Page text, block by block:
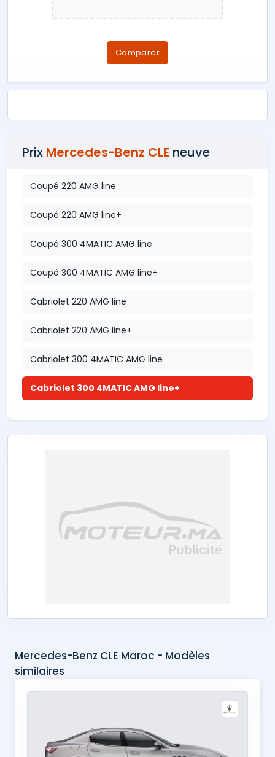
Comparer
Prix Mercedes-Benz CLE neuve
Coupé 220 AMG line
Coupé 220 AMG line+
Coupé 300 4MATIC AMG line
Coupé 300 4MATIC AMG line+
Cabriolet 220 AMG line
Cabriolet 220 AMG line+
Cabriolet 300 4MATIC AMG line
Cabriolet 300 4MATIC AMG line+
Mercedes-Benz CLE Maroc - Modèles
similaires